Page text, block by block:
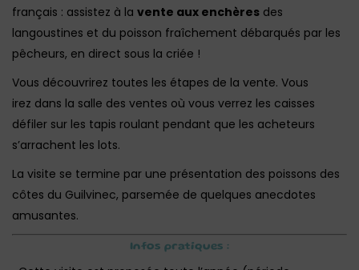
français : assistez à la vente aux enchères des
langoustines et du poisson fraîchement débarqués par les
pêcheurs, en direct sous la criée !
Vous découvrirez toutes les étapes de la vente. Vous
irez dans la salle des ventes où vous verrez les caisses
défiler sur les tapis roulant pendant que les acheteurs
s’arrachent les lots.
La visite se termine par une présentation des poissons des
côtes du Guilvinec, parsemée de quelques anecdotes
amusantes.
Infos pratiques :